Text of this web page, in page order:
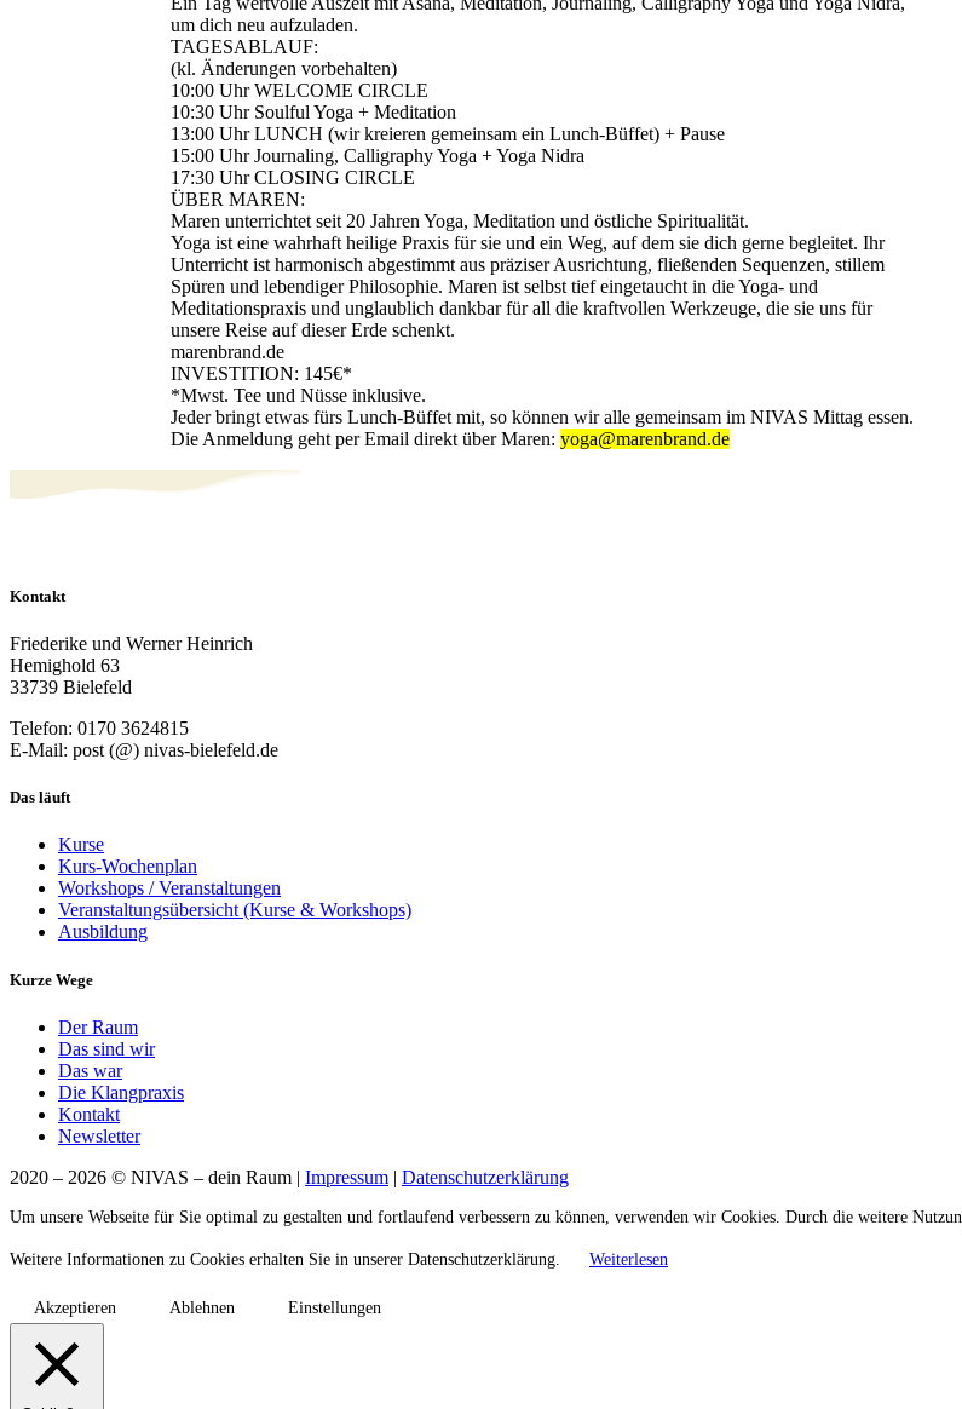
um dich neu aufzuladen.
TAGESABLAUF:
(kl. Änderungen vorbehalten)
10:00 Uhr WELCOME CIRCLE
10:30 Uhr Soulful Yoga + Meditation
13:00 Uhr LUNCH (wir kreieren gemeinsam ein Lunch-Büffet) + Pause
15:00 Uhr Journaling, Calligraphy Yoga + Yoga Nidra
17:30 Uhr CLOSING CIRCLE
ÜBER MAREN:
Maren unterrichtet seit 20 Jahren Yoga, Meditation und östliche Spiritualität.
Yoga ist eine wahrhaft heilige Praxis für sie und ein Weg, auf dem sie dich gerne begleitet. Ihr
Unterricht ist harmonisch abgestimmt aus präziser Ausrichtung, fließenden Sequenzen, stillem
Spüren und lebendiger Philosophie. Maren ist selbst tief eingetaucht in die Yoga- und
Meditationspraxis und unglaublich dankbar für all die kraftvollen Werkzeuge, die sie uns für
unsere Reise auf dieser Erde schenkt.
marenbrand.de
INVESTITION: 145€*
*Mwst. Tee und Nüsse inklusive.
Jeder bringt etwas fürs Lunch-Büffet mit, so können wir alle gemeinsam im NIVAS Mittag essen.
Die Anmeldung geht per Email direkt über Maren: yoga@marenbrand.de
Kontakt
Friederike und Werner Heinrich
Hemighold 63
33739 Bielefeld
Telefon: 0170 3624815
E-Mail: post (@) nivas-bielefeld.de
Das läuft
Kurse
Kurs-Wochenplan
Workshops / Veranstaltungen
Veranstaltungsübersicht (Kurse & Workshops)
Ausbildung
Kurze Wege
Der Raum
Das sind wir
Das war
Die Klangpraxis
Kontakt
Newsletter
2020 – 2026 © NIVAS – dein Raum | Impressum | Datenschutzerklärung
Um unsere Webseite für Sie optimal zu gestalten und fortlaufend verbessern zu können, verwenden wir Cookies. Durch die weitere
Weitere Informationen zu Cookies erhalten Sie in unserer Datenschutzerklärung. Weiterlesen
Akzeptieren Ablehnen Einstellungen